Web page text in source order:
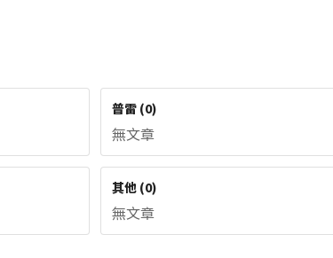
普雷 (0)
無文章
其他 (0)
無文章